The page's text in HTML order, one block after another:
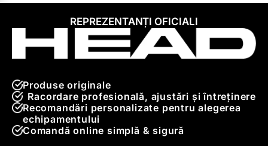
REPREZENTANȚI OFICIALI
Produse originale
Racordare profesională, ajustări și întreținere
Recomandări personalizate pentru alegerea
echipamentului
Comandă online simplă & sigură